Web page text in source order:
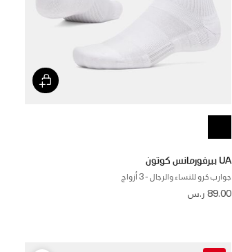
UA بيرفورمانس كوتون
جوارب كرو للنساء والرجال - 3 أزواج
89.00 ر.س